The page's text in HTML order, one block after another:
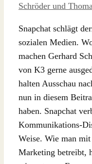
Schröder und
Snapchat schlägt
sozialen Medien.
machen Gerhard
von K3 gerne
halten Ausschau
nun in diesem
haben. Snapchat
Kommunikations-
Weise. Wie man
Marketing betreibt,